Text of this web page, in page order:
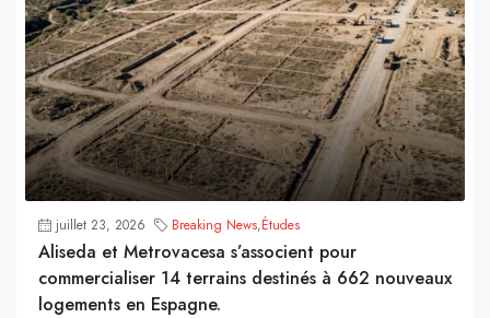
juillet 23, 2026 Breaking News,Études
Aliseda et Metrovacesa s’associent pour
commercialiser 14 terrains destinés à 662 nouveaux
logements en Espagne.